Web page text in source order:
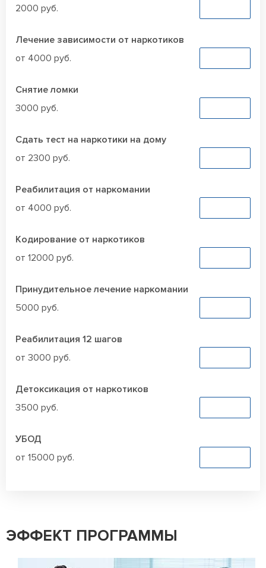
2000 руб.
Лечение зависимости от наркотиков
от 4000 руб.
Снятие ломки
3000 руб.
Сдать тест на наркотики на дому
от 2300 руб.
Реабилитация от наркомании
от 4000 руб.
Кодирование от наркотиков
от 12000 руб.
Принудительное лечение наркомании
5000 руб.
Реабилитация 12 шагов
от 3000 руб.
Детоксикация от наркотиков
3500 руб.
УБОД
от 15000 руб.
ЭФФЕКТ ПРОГРАММЫ